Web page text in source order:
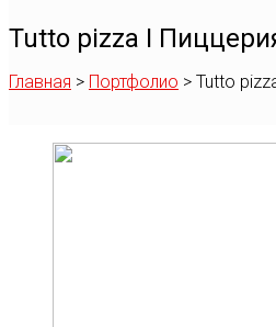
Tutto pizza I
Главная > Портфолио > Tutto